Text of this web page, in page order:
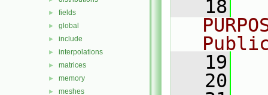
► fields
► global
► include
► interpolations
► matrices
► memory
► meshes
   18
   19
   20